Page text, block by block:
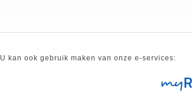
U kan ook gebruik maken van onze e-services: